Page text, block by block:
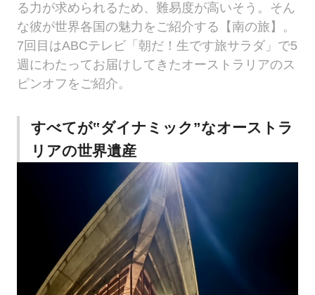
る力が求められるため、難易度が高いそう。そん
な彼が世界各国の魅力をご紹介する【南の旅】。
7回目はABCテレビ「朝だ！生です旅サラダ」で5
週にわたってお届けしてきたオーストラリアのス
ピンオフをご紹介。
すべてが‟ダイナミック”なオーストラ
リアの世界遺産